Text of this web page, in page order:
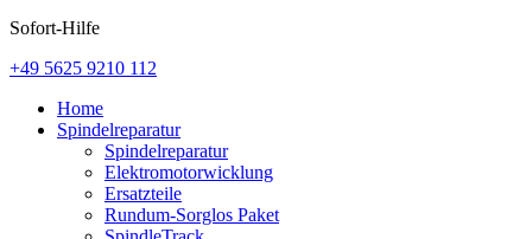
Sofort-Hilfe
+49 5625 9210 112
Home
Spindelreparatur
Spindelreparatur
Elektromotorwicklung
Ersatzteile
Rundum-Sorglos Paket